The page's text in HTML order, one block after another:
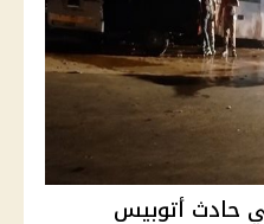
طفل وإصابة 13 في حادث أتوبيس